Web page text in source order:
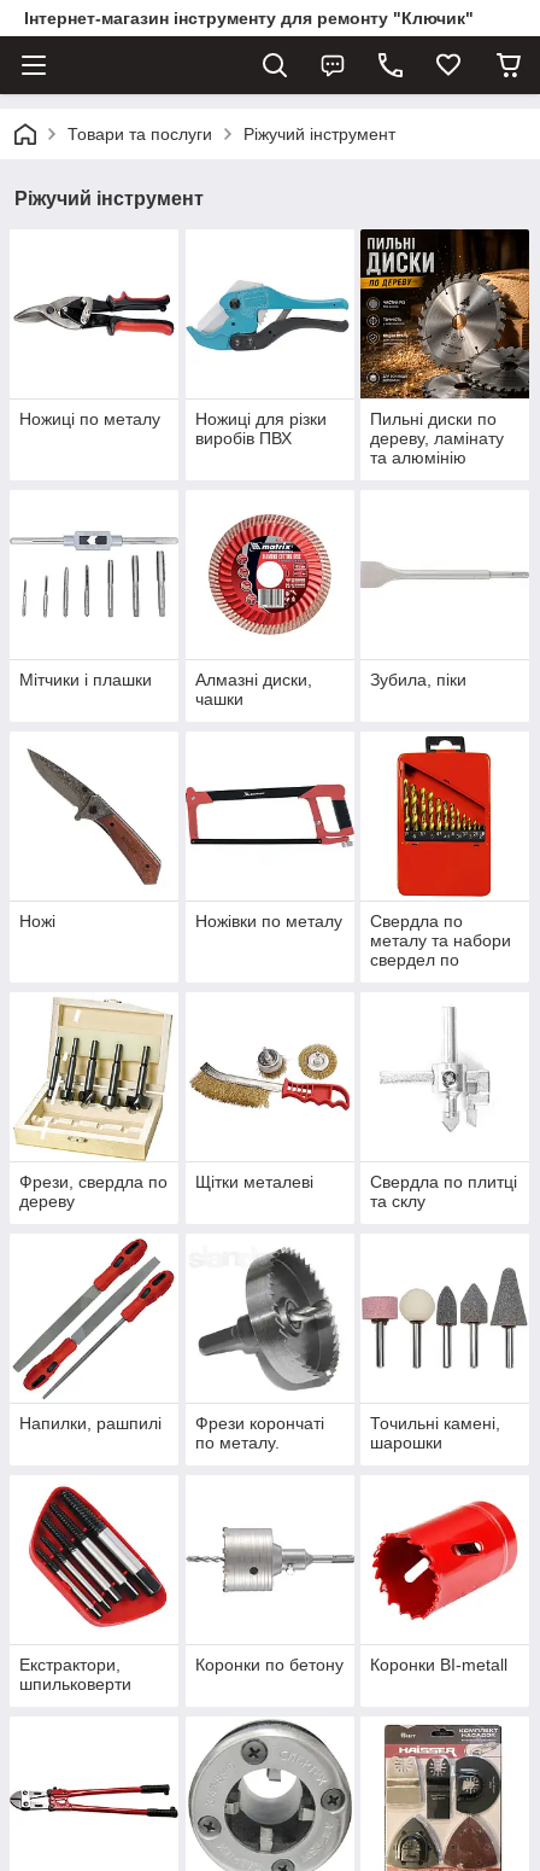
Інтернет-магазин інструменту для ремонту "Ключик"
Товари та послуги Ріжучий інструмент
Ріжучий інструмент
Ножиці по металу
Ножиці для різки
виробів ПВХ
Пильні диски по
дереву, ламінату
та алюмінію
Мітчики і плашки
Алмазні диски,
чашки
Зубила, піки
Ножі Ножівки по металу
Свердла по
металу та набори
свердел по
Фрези, свердла по
дереву
Щітки металеві
Свердла по плитці
та склу
Напилки, рашпилі
Фрези корончаті
по металу.
Точильні камені,
шарошки
Екстрактори,
шпильковерти
Коронки по бетону Коронки BI-metall